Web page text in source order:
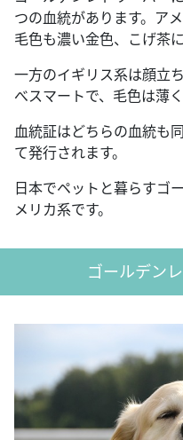
つの血統があります。ア
毛色も濃い金色、こげ茶
一方のイギリス系は顔立
べスマートで、毛色は薄
血統証はどちらの血統も
て発行されます。
日本でペットと暮らすゴ
メリカ系です。
ゴールデン